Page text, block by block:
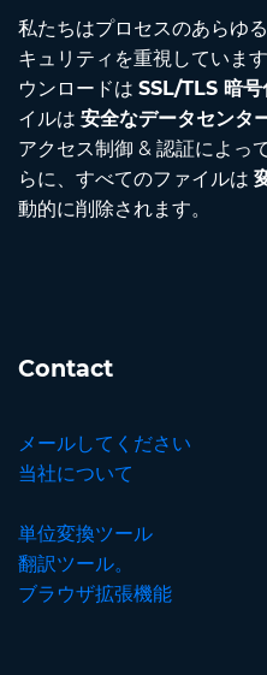
私たちはプロセスのあらゆ
キュリティを重視していま
ウンロードは SSL/TLS 暗号
イルは 安全なデータセンタ
アクセス制御 & 認証によっ
らに、すべてのファイルは
動的に削除されます。
Contact
メールしてください
当社について
単位変換ツール
翻訳ツール。
ブラウザ拡張機能